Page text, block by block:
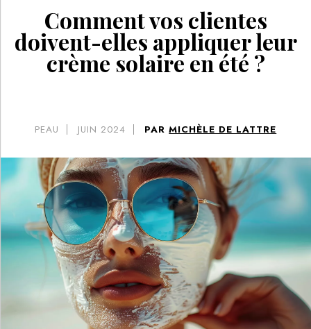
Comment vos clientes
doivent-elles appliquer leur
crème solaire en été ?
PEAU JUIN 2024 PAR MICHÈLE DE LATTRE